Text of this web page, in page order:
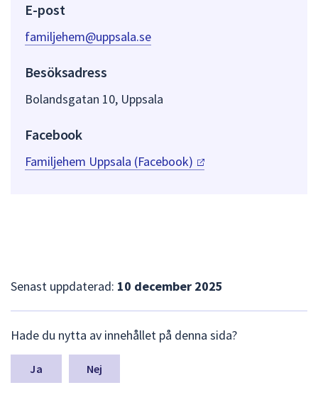
E-post
familjehem@uppsala.se
Besöksadress
Bolandsgatan 10, Uppsala
Facebook
Familjehem Uppsala (Facebook)
Senast uppdaterad: 10 december 2025
ä
m
a
Hade du nytta av innehållet på denna sida?
Nej